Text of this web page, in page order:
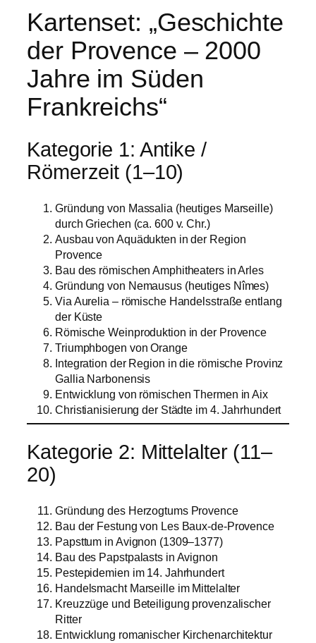
Kartenset: „Geschichte
der Provence – 2000
Jahre im Süden
Frankreichs“
Kategorie 1: Antike /
Römerzeit (1–10)
Gründung von Massalia (heutiges Marseille)
durch Griechen (ca. 600 v. Chr.)
Ausbau von Aquädukten in der Region
Provence
Bau des römischen Amphitheaters in Arles
Gründung von Nemausus (heutiges Nîmes)
Via Aurelia – römische Handelsstraße entlang
der Küste
Römische Weinproduktion in der Provence
Triumphbogen von Orange
Integration der Region in die römische Provinz
Gallia Narbonensis
Entwicklung von römischen Thermen in Aix
Christianisierung der Städte im 4. Jahrhundert
Kategorie 2: Mittelalter (11–
20)
Gründung des Herzogtums Provence
Bau der Festung von Les Baux-de-Provence
Papsttum in Avignon (1309–1377)
Bau des Papstpalasts in Avignon
Pestepidemien im 14. Jahrhundert
Handelsmacht Marseille im Mittelalter
Kreuzzüge und Beteiligung provenzalischer
Ritter
Entwicklung romanischer Kirchenarchitektur